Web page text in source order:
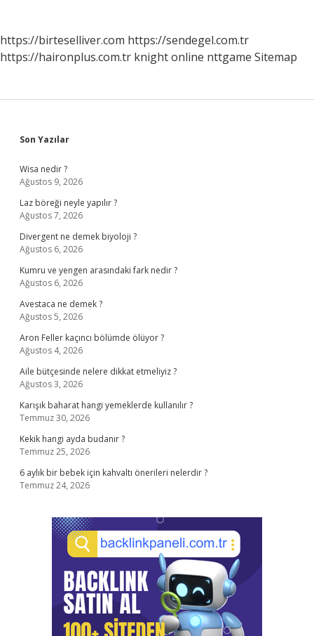
https://birteselliver.com https://sendegel.com.tr
https://haironplus.com.tr knight online nttgame Sitemap
Sidebar
Son Yazılar
Wisa nedir ?
Ağustos 9, 2026
Laz böreği neyle yapılır ?
Ağustos 7, 2026
Divergent ne demek biyoloji ?
Ağustos 6, 2026
Kumru ve yengen arasındaki fark nedir ?
Ağustos 6, 2026
Avestaca ne demek ?
Ağustos 5, 2026
Aron Feller kaçıncı bölümde ölüyor ?
Ağustos 4, 2026
Aile bütçesinde nelere dikkat etmeliyiz ?
Ağustos 3, 2026
Karışık baharat hangi yemeklerde kullanılır ?
Temmuz 30, 2026
Kekik hangi ayda budanır ?
Temmuz 25, 2026
6 aylık bir bebek için kahvaltı önerileri nelerdir ?
Temmuz 24, 2026